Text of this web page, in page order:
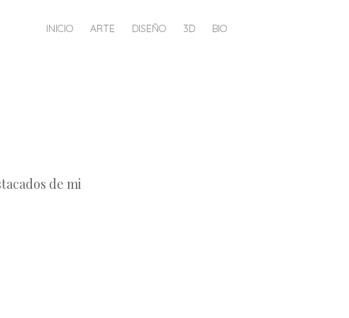
INICIO ARTE DISEÑO 3D BIO
de mi